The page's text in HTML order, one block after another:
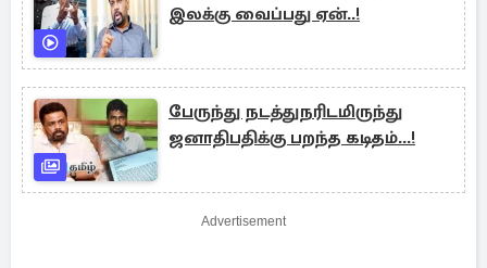
இலக்கு வைப்பது ஏன்..!
பேருந்து நடத்துநரிடமிருந்து
ஜனாதிபதிக்கு பறந்த கடிதம்...!
Advertisement